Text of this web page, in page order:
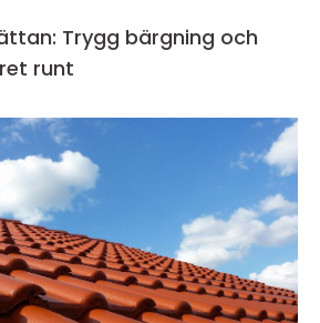
Trygg bärgning och
runt